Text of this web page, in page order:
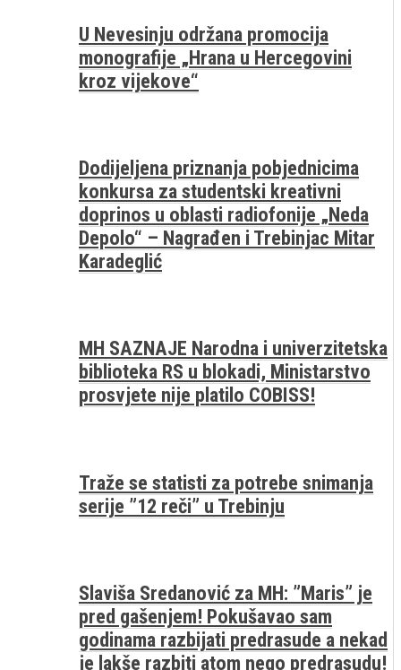
U Nevesinju održana promocija
monografije „Hrana u Hercegovini
kroz vijekove“
Dodijeljena priznanja pobjednicima
konkursa za studentski kreativni
doprinos u oblasti radiofonije „Neda
Depolo“ – Nagrađen i Trebinjac Mitar
Karadeglić
MH SAZNAJE Narodna i univerzitetska
biblioteka RS u blokadi, Ministarstvo
prosvjete nije platilo COBISS!
Traže se statisti za potrebe snimanja
serije ”12 reči” u Trebinju
Slaviša Sredanović za MH: ”Maris” je
pred gašenjem! Pokušavao sam
godinama razbijati predrasude a nekad
je lakše razbiti atom nego predrasudu!